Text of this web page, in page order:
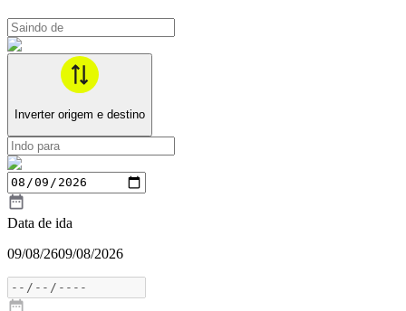
Inverter origem e destino
Data de ida
09/08/2609/08/2026